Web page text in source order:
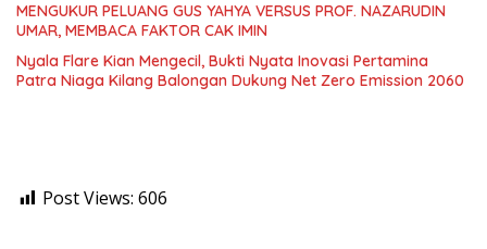
MENGUKUR PELUANG GUS YAHYA VERSUS PROF. NAZARUDIN
UMAR, MEMBACA FAKTOR CAK IMIN
Nyala Flare Kian Mengecil, Bukti Nyata Inovasi Pertamina
Patra Niaga Kilang Balongan Dukung Net Zero Emission 2060
Post Views: 606